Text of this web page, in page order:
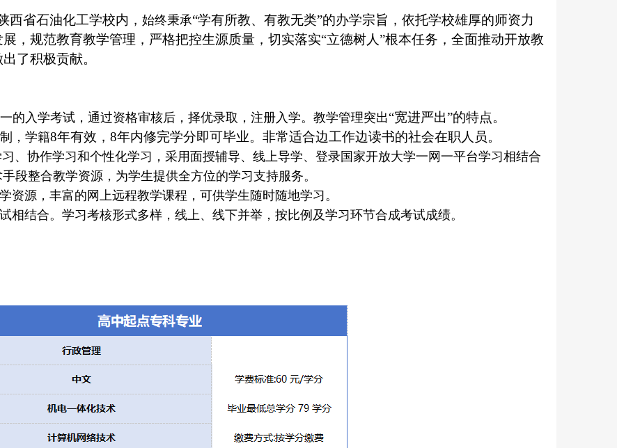
西省石油化工学校内， 始终秉承“学有所教、有教无类”的办学宗旨，依托学校雄厚的师资力
，规范教育教学管理，严格把控生源质量，切实落实“立德树人”根本任务，全面推动开放教
了积极贡献。
的入学考试，通过资格审核后，择优录取，注册入学。教学管理突出“宽进严出”的特点。
，学籍8年有效，8年内修完学分即可毕业。非常适合边工作边读书的社会在职人员。
、协作学习和个性化学习，采用面授辅导、线上导学、登录国家开放大学一网一平台学习相结合
段整合教学资源，为学生提供全方位的学习支持服务。
资源，丰富的网上远程教学课程，可供学生随时随地学习。
相结合。学习考核形式多样，线上、线下并举，按比例及学习环节合成考试成绩。